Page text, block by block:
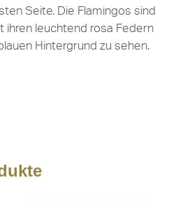
Seite. Die Flamingos sind
ihren leuchtend rosa Federn
Hintergrund zu sehen.